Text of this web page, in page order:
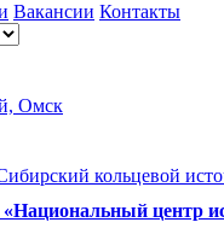
Вакансии Контакты
Омск
кольцевой
центр